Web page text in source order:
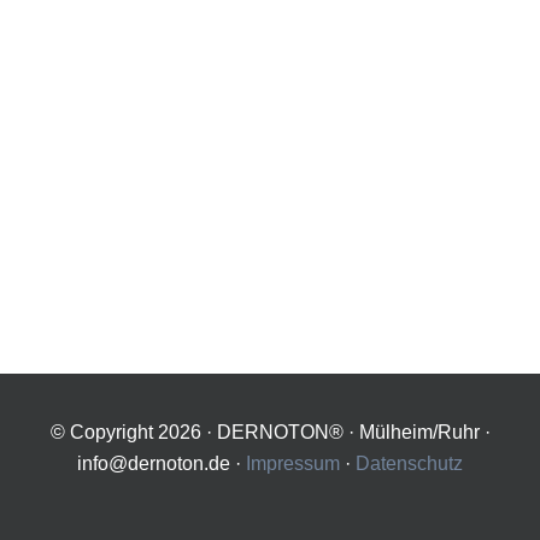
© Copyright 2026 · DERNOTON® · Mülheim/Ruhr ·
info@dernoton.de · Impressum · Datenschutz